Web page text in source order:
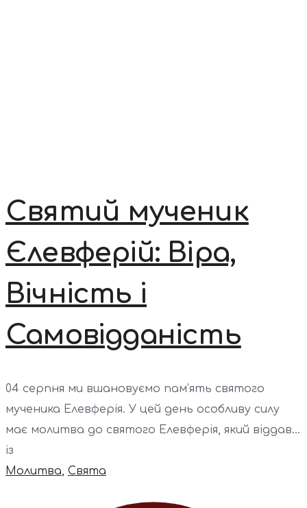
Святий мученик
Єлевферій: Віра,
Вічність і
Самовідданість
04 серпня ми вшановуємо пам’ять святого
мученика Елевферія. У цей день особливу силу
має молитва до святого Елевферія, який віддав...
із
Молитва, Свята